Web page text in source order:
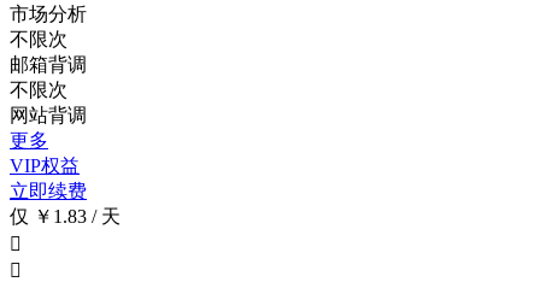
市场分析
不限次
邮箱背调
不限次
网站背调
更多
VIP权益
立即续费
仅 ￥1.83 / 天

